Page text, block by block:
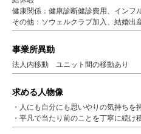
健康関係：健康診断健診費用、インフ
その他：ソウェルクラブ加入、結婚出
事業所異動
法人内移動 ユニット間の移動あり
求める人物像
・人にも自分にも思いやりの気持ちを
・平凡で当たり前のことを丁寧に続け